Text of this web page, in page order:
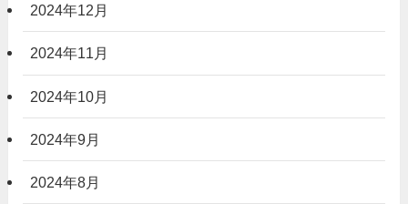
2024年12月
2024年11月
2024年10月
2024年9月
2024年8月